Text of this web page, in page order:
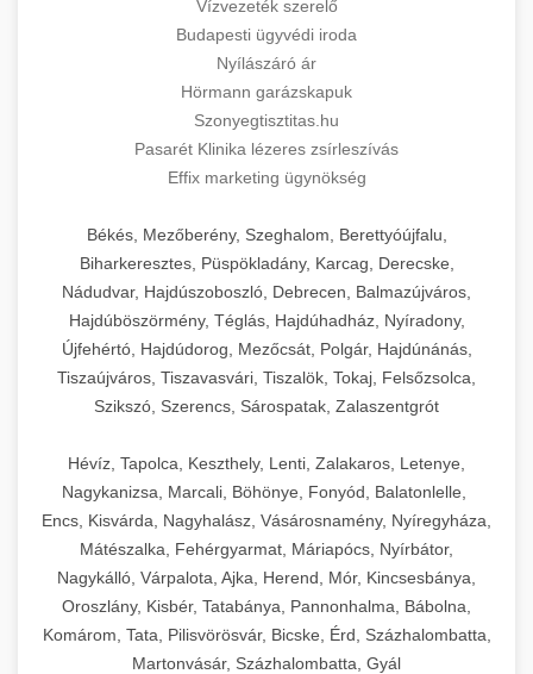
Vízvezeték szerelő
Budapesti ügyvédi iroda
Nyílászáró ár
Hörmann garázskapuk
Szonyegtisztitas.hu
Pasarét Klinika lézeres zsírleszívás
Effix marketing ügynökség
Békés, Mezőberény, Szeghalom, Berettyóújfalu,
Biharkeresztes, Püspökladány, Karcag, Derecske,
Nádudvar, Hajdúszoboszló, Debrecen, Balmazújváros,
Hajdúböszörmény, Téglás, Hajdúhadház, Nyíradony,
Újfehértó, Hajdúdorog, Mezőcsát, Polgár, Hajdúnánás,
Tiszaújváros, Tiszavasvári, Tiszalök, Tokaj, Felsőzsolca,
Szikszó, Szerencs, Sárospatak, Zalaszentgrót
Hévíz, Tapolca, Keszthely, Lenti, Zalakaros, Letenye,
Nagykanizsa, Marcali, Böhönye, Fonyód, Balatonlelle,
Encs, Kisvárda, Nagyhalász, Vásárosnamény, Nyíregyháza,
Mátészalka, Fehérgyarmat, Máriapócs, Nyírbátor,
Nagykálló, Várpalota, Ajka, Herend, Mór, Kincsesbánya,
Oroszlány, Kisbér, Tatabánya, Pannonhalma, Bábolna,
Komárom, Tata, Pilisvörösvár, Bicske, Érd, Százhalombatta,
Martonvásár, Százhalombatta, Gyál